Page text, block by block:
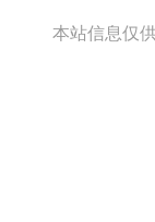
本站信息仅